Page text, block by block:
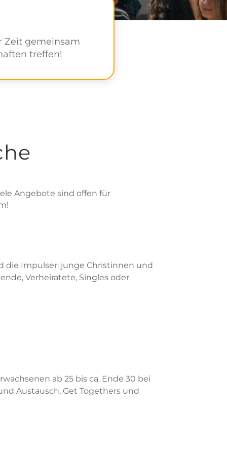
Zeit gemeinsam
treffen!
Angebote sind offen für
die Impulser: junge Christinnen und
Verheiratete, Singles oder
ab 25 bis ca. Ende 30 bei
Austausch, Get Togethers und